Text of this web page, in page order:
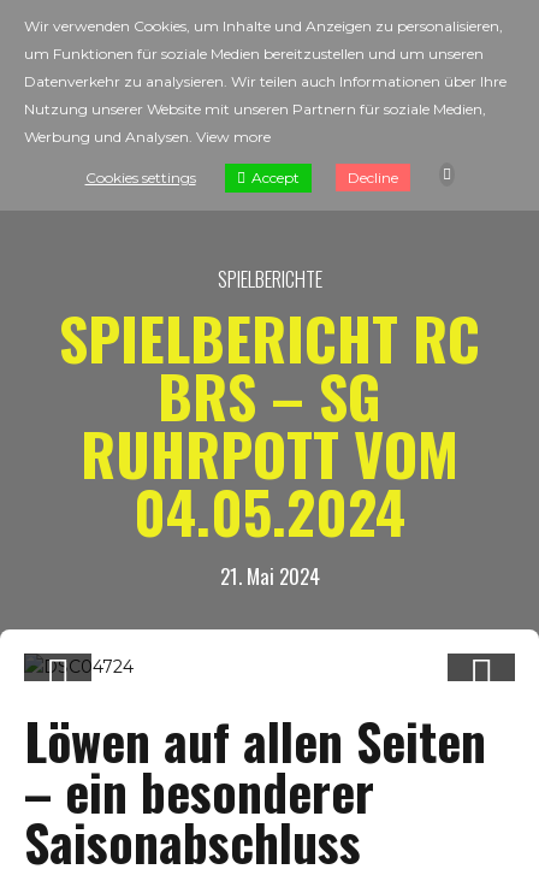
SPIELBERICHTE
SPIELBERICHT RC
BRS – SG
RUHRPOTT VOM
04.05.2024
21. Mai 2024
Löwen auf allen Seiten
– ein besonderer
Saisonabschluss
Wir verwenden Cookies, um Inhalte und Anzeigen zu personalisieren,
um Funktionen für soziale Medien bereitzustellen und um unseren
Datenverkehr zu analysieren. Wir teilen auch Informationen über Ihre
Nutzung unserer Website mit unseren Partnern für soziale Medien,
Werbung und Analysen. View more
Cookies settings Accept Decline